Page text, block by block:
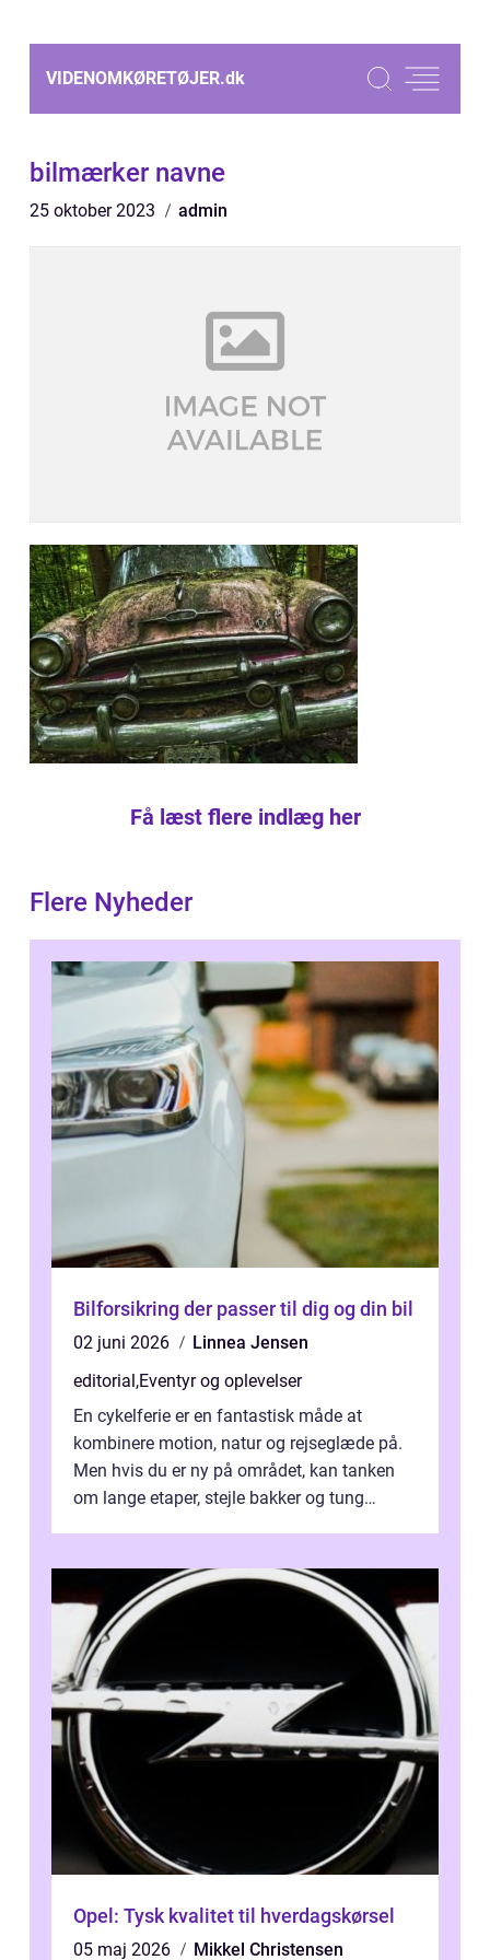
VIDENOMKØRETØJER.dk
bilmærker navne
25 oktober 2023 admin
Få læst flere indlæg her
Flere Nyheder
Bilforsikring der passer til dig og din bil
02 juni 2026
Linnea Jensen
editorial,Eventyr og oplevelser
En cykelferie er en fantastisk måde at
kombinere motion, natur og rejseglæde på.
Men hvis du er ny på området, kan tanken
om lange etaper, stejle bakker og tung
Opel: Tysk kvalitet til hverdagskørsel
05 maj 2026 Mikkel Christensen